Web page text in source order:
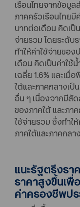
เรือนไทยจากข้อมู
ภาคครัวเรือนไทยมี
บาทต่อเดือน คิดเป็
จ่ายรวม โดยระดับ
ทำให้ค่าใช้จ่ายขอ
เดือน คิดเป็นค่าใช้
เฉลี่ย 1.6% และเ
ใต้และภาคกลางเ
อื่น ๆ เนื่องจากมีสั
ของภาคใต้ และภา
ใช้จ่ายรวม ซึ่งทำใ
ภาคใต้และภาคกลา
แนะรัฐตรึงรา
ราคาสูงขึ้นเพื่
ค่าครองชีพปร